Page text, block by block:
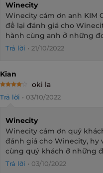
Winecity
Winecity cám ơn anh KIM
để lại đánh giá cho
hành cùng anh ở những
Trả lời • 21/10/2022
Kian
out of 5
oki la
Trả lời • 03/10/2022
Winecity
Winecity cám ơn quý
đánh giá cho Winecity, hy
cùng quý khách ở những
Trả lời • 03/10/2022